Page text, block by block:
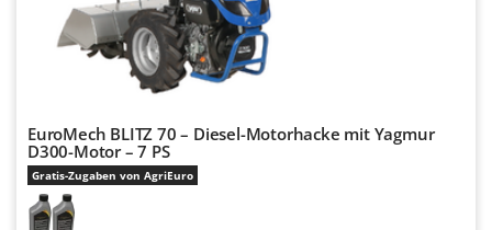
Makita
MAMMAMIA
Master
Mastercook
McCulloch
EuroMech BLITZ 70 – Diesel-Motorhacke mit Yagmur
D300-Motor – 7 PS
Gratis-Zugaben von AgriEuro